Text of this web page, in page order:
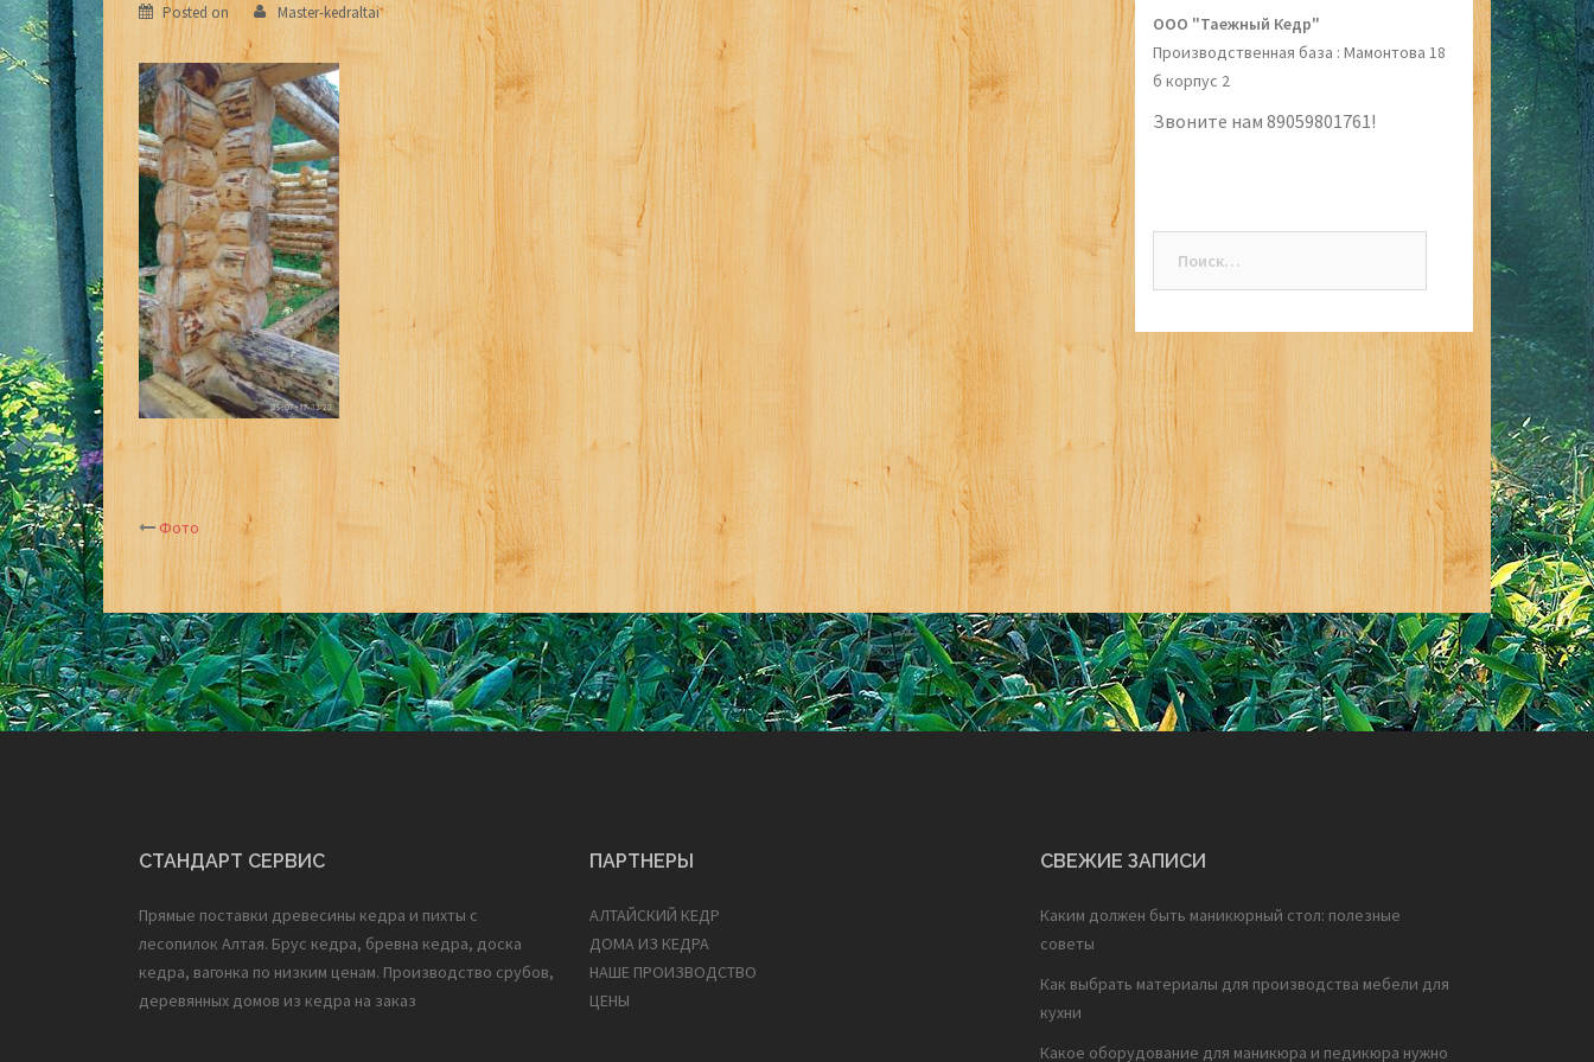
Posted on Master-kedraltai
Post
navigation
Фото
ООО "Таежный Кедр"
Производственная база : Мамонтова 18
б корпус 2
Звоните нам 89059801761!
СТАНДАРТ СЕРВИС
Прямые поставки древесины кедра и пихты с
лесопилок Алтая. Брус кедра, бревна кедра, доска
кедра, вагонка по низким ценам. Производство срубов,
деревянных домов из кедра на заказ
ПАРТНЕРЫ
АЛТАЙСКИЙ КЕДР
ДОМА ИЗ КЕДРА
НАШЕ ПРОИЗВОДСТВО
ЦЕНЫ
СВЕЖИЕ ЗАПИСИ
Каким должен быть маникюрный стол: полезные
советы
Как выбрать материалы для производства мебели для
кухни
Какое оборудование для маникюра и педикюра нужно